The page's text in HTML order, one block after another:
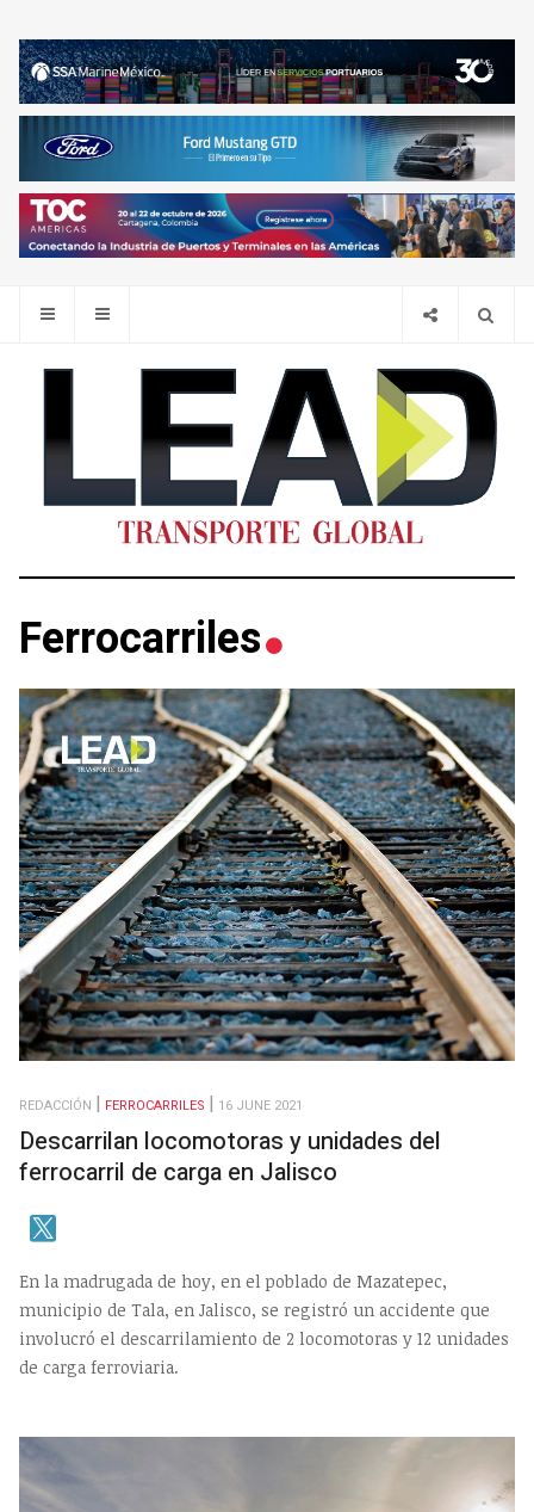
Ferrocarriles
REDACCIÓN FERROCARRILES 16 JUNE 2021
Descarrilan locomotoras y unidades del
ferrocarril de carga en Jalisco
En la madrugada de hoy, en el poblado de Mazatepec,
municipio de Tala, en Jalisco, se registró un accidente que
involucró el descarrilamiento de 2 locomotoras y 12 unidades
de carga ferroviaria.